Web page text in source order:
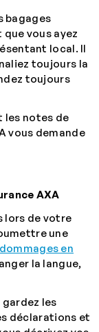
bagages
vous ayez
local. Il
toujours la
toujours
les notes de
vous demande
AXA
lors de votre
une
en
la langue,
les
déclarations et